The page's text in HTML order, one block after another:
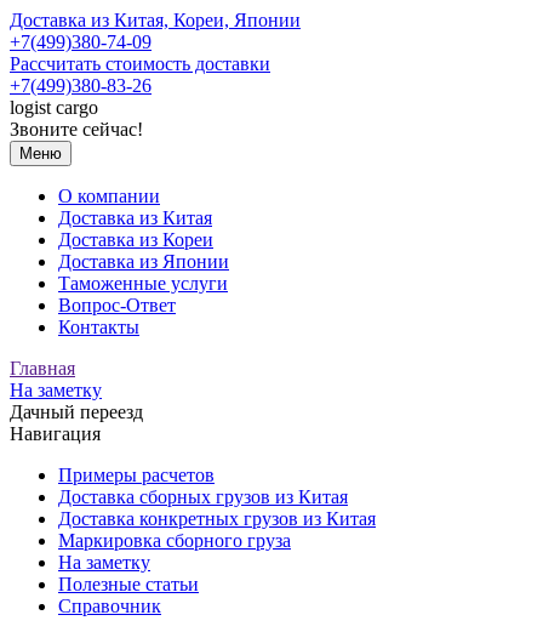
Доставка из Китая, Кореи, Японии
+7(499)380-74-09
Рассчитать стоимость доставки
+7(499)380-83-26
logist cargo
Звоните сейчас!
Меню
О компании
Доставка из Китая
Доставка из Кореи
Доставка из Японии
Таможенные услуги
Вопрос-Ответ
Контакты
Главная
На заметку
Дачный переезд
Навигация
Примеры расчетов
Доставка сборных грузов из Китая
Доставка конкретных грузов из Китая
Маркировка сборного груза
На заметку
Полезные статьи
Справочник